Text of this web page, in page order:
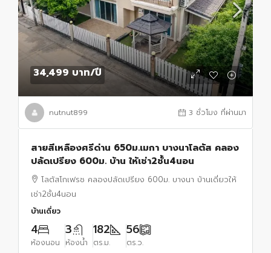
34,499 บาท/ปี
nutnut899 3 ชั่วโมง ที่ผ่านมา
สายสีเหลืองศรีด่าน 650ม.เมกา บางนาโลตัส คลอง
ปลัดเปรียง 600ม. บ้าน ให้เช่า2ชั้น4นอน
โลตัสโกเฟรช คลองปลัดเปรียง 600ม. บางนา บ้านเดี่ยวให้
เช่า2ชั้น4นอน
บ้านเดี่ยว
4
ห้องนอน
3
ห้องน้ำ
182
ตร.ม.
56
ตร.ว.